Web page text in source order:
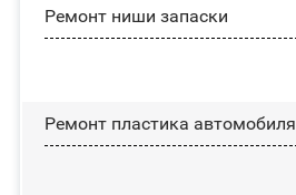
Ремонт ниши запаски
Ремонт пластика автомобиля